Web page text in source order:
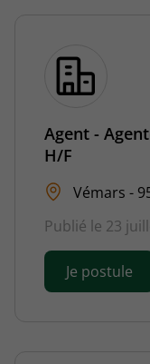
Agent -
H/F
Vémars -
Publié le 23
Je postule